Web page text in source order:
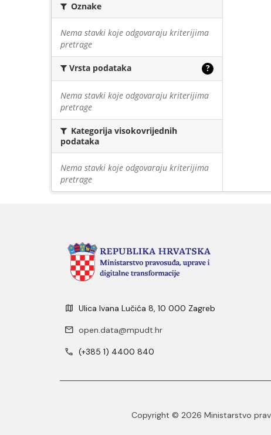
Oznake
Nema stavki koje odgovaraju kriterijima
pretrage
Vrsta podataka ?
Nema stavki koje odgovaraju kriterijima
pretrage
Kategorija visokovrijednih
podataka
Nema stavki koje odgovaraju kriterijima
pretrage